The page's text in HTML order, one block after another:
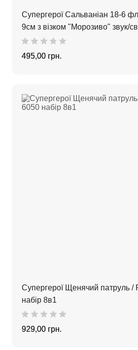
Супергерої Сальваніан 18-6
9см з візком "Морозиво" звук/
495,00 грн.
Супергерої Щенячий патруль /
набір 8в1
929,00 грн.